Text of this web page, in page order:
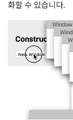
화할 수 있습니다.